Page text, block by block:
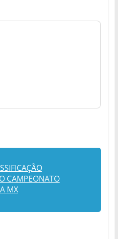
CAMPEONATO
MX